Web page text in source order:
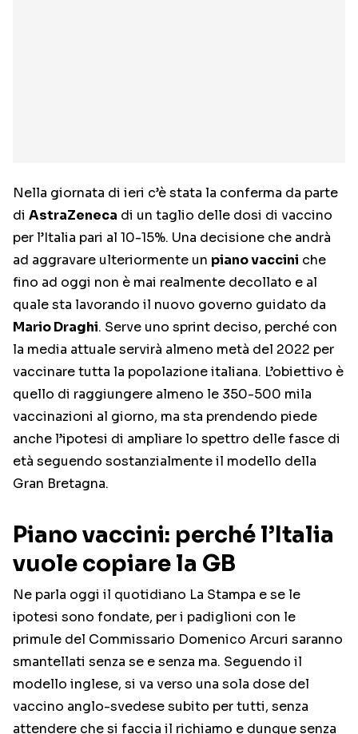
Nella giornata di ieri c’è stata la conferma da parte
di AstraZeneca di un taglio delle dosi di vaccino
per l’Italia pari al 10-15%. Una decisione che andrà
ad aggravare ulteriormente un piano vaccini che
fino ad oggi non è mai realmente decollato e al
quale sta lavorando il nuovo governo guidato da
Mario Draghi. Serve uno sprint deciso, perché con
la media attuale servirà almeno metà del 2022 per
vaccinare tutta la popolazione italiana. L’obiettivo è
quello di raggiungere almeno le 350-500 mila
vaccinazioni al giorno, ma sta prendendo piede
anche l’ipotesi di ampliare lo spettro delle fasce di
età seguendo sostanzialmente il modello della
Gran Bretagna.
Piano vaccini: perché l’Italia
vuole copiare la GB
Ne parla oggi il quotidiano La Stampa e se le
ipotesi sono fondate, per i padiglioni con le
primule del Commissario Domenico Arcuri saranno
smantellati senza se e senza ma. Seguendo il
modello inglese, si va verso una sola dose del
vaccino anglo-svedese subito per tutti, senza
attendere che si faccia il richiamo e dunque senza